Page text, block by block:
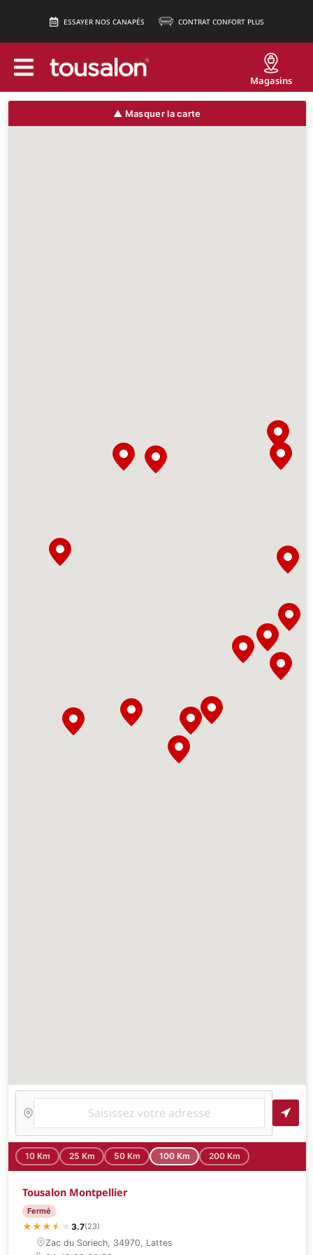
ESSAYER NOS CANAPÉS CONTRAT CONFORT PLUS
Magasins
10 Km 25 Km 50 Km 100 Km 200 Km
Tousalon Montpellier
Fermé
★★★★
★ ★ 3.7(23)
Zac du Soriech, 34970, Lattes
▲ Masquer la carte